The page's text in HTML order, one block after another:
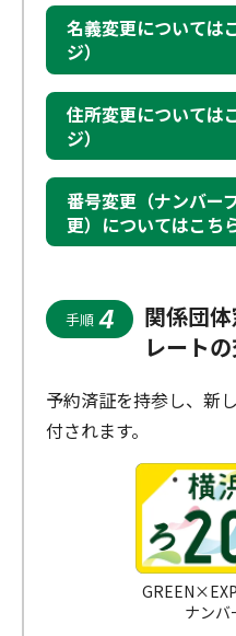
名義変更については
ジ）
住所変更については
ジ）
番号変更（ナンバー
更）についてはこち
手順 4
関係団
レート
予約済証を持参し、新
付されます。
ナンバ